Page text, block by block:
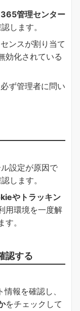
管理センター
します。
ンスが割り当て
効化されている
ず管理者に問い
設定が原因で
します。
やトラッキン
用環境を一度解
。
認する
報を確認し、
をチェックして